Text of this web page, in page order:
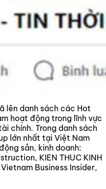
lên danh sách các Hot
hoạt động trong lĩnh vực
chính. Trong danh sách
lớn nhất tại Việt Nam
sản, kinh doanh:
KIEN THUC KINH
Business Insider,